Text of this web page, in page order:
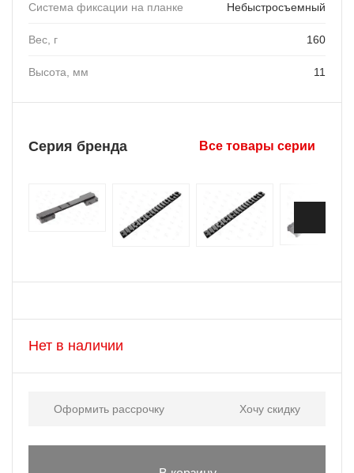
Система фиксации на планке Небыстросъемный
Вес, г 160
Высота, мм 11
Серия бренда Все товары серии
Нет в наличии
Оформить рассрочку Хочу скидку